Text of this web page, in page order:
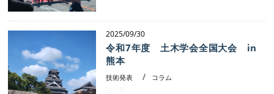
2025/09/30
令和7年度 土木学会全国大会 in
熊本
技術発表
コラム